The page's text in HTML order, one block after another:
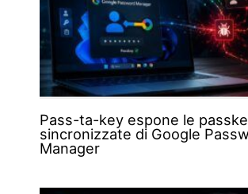
Pass-ta-key espone le
sincronizzate di Google
Manager